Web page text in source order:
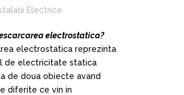
Electrice
electrostatica?
electrostatica reprezinta
de electricitate statica
de doua obiecte avand
diferite ce vin in